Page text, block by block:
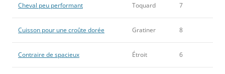
Cheval peu performant Toquard 7
Cuisson pour une croûte dorée Gratiner 8
Contraire de spacieux Étroit 6